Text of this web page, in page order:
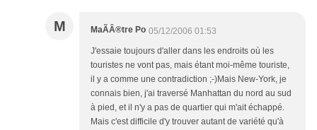
M MaÃÂ®tre Po 05/12/2006 01:53
J'essaie toujours d'aller dans les endroits où les
touristes ne vont pas, mais étant moi-même touriste,
il y a comme une contradiction ;-)Mais New-York, je
connais bien, j'ai traversé Manhattan du nord au sud
à pied, et il n'y a pas de quartier qui m'ait échappé.
Mais c'est difficile d'y trouver autant de variété qu'à